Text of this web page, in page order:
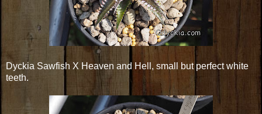
Dyckia Sawfish X Heaven and Hell, small but perfect white
teeth.